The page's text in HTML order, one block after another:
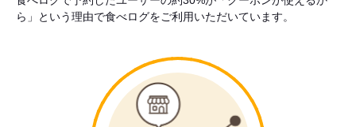
ら」という理由で食べログをご利用いただいています。